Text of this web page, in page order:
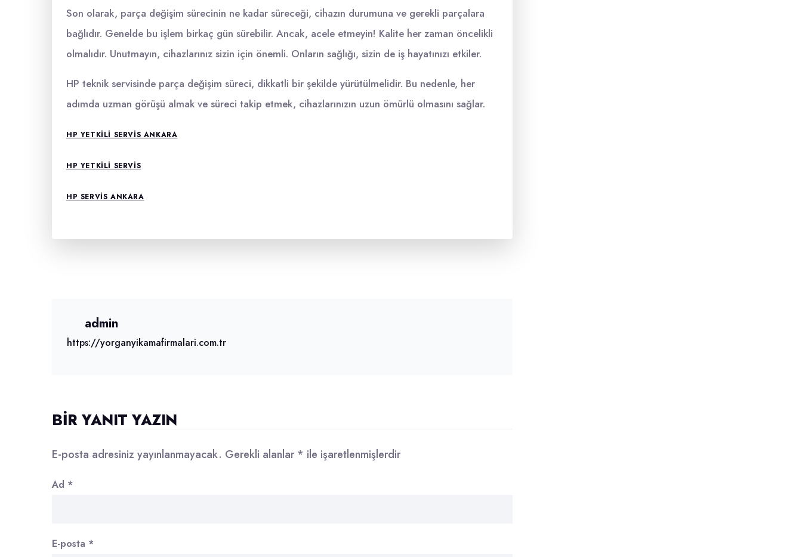
Son olarak, parça değişim sürecinin ne kadar süreceği, cihazın durumuna ve gerekli parçalara
bağlıdır. Genelde bu işlem birkaç gün sürebilir. Ancak, acele etmeyin! Kalite her zaman öncelikli
olmalıdır. Unutmayın, cihazlarınız sizin için önemli. Onların sağlığı, sizin de iş hayatınızı etkiler.
HP teknik servisinde parça değişim süreci, dikkatli bir şekilde yürütülmelidir. Bu nedenle, her
adımda uzman görüşü almak ve süreci takip etmek, cihazlarınızın uzun ömürlü olmasını sağlar.
HP YETKILI SERVIS ANKARA
HP YETKILI SERVIS
HP SERVIS ANKARA
admin
https://yorganyikamafirmalari.com.tr
BIR YANIT YAZIN
E-posta adresiniz yayınlanmayacak. Gerekli alanlar* ile işaretlenmişlerdir
Ad *
E-posta *